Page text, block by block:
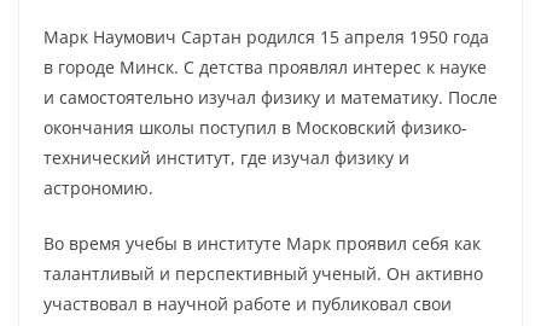
Марк Наумович Сартан родился 15 апреля 1950 года
в городе Минск. С детства проявлял интерес к науке
и самостоятельно изучал физику и математику. После
окончания школы поступил в Московский физико-
технический институт, где изучал физику и
астрономию.
Во время учебы в институте Марк проявил себя как
талантливый и перспективный ученый. Он активно
участвовал в научной работе и публиковал свои